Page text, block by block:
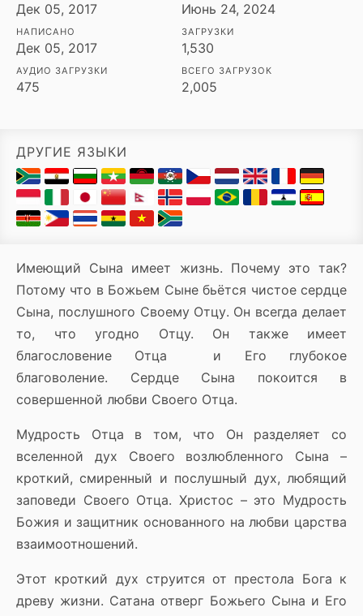
Дек 05, 2017 Июнь 24, 2024
НАПИСАНО
Дек 05, 2017
ЗАГРУЗКИ
1,530
АУДИО ЗАГРУЗКИ
475
ВСЕГО ЗАГРУЗОК
2,005
ДРУГИЕ ЯЗЫКИ
Имеющий Сына имеет жизнь. Почему это так?
Потому что в Божьем Сыне бьётся чистое сердце
Сына, послушного Своему Отцу. Он всегда делает
то, что угодно Отцу. Он также имеет
благословение Отца и Его глубокое
благоволение. Сердце Сына покоится в
совершенной любви Своего Отца.
Мудрость Отца в том, что Он разделяет со
вселенной дух Своего возлюбленного Сына –
кроткий, смиренный и послушный дух, любящий
заповеди Своего Отца. Христос – это Мудрость
Божия и защитник основанного на любви царства
взаимоотношений.
Этот кроткий дух струится от престола Бога к
древу жизни. Сатана отверг Божьего Сына и Его